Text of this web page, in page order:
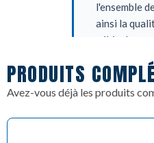
l'ensemble
ainsi la
véhicule.
Praticité
est simple
sur la
PRODUITS
Avez-vous déjà les produits